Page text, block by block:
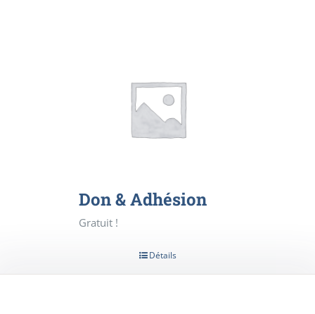
Don & Adhésion
Gratuit !
Détails